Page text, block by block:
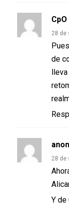
CpO
28 de
de
28 de
Y de